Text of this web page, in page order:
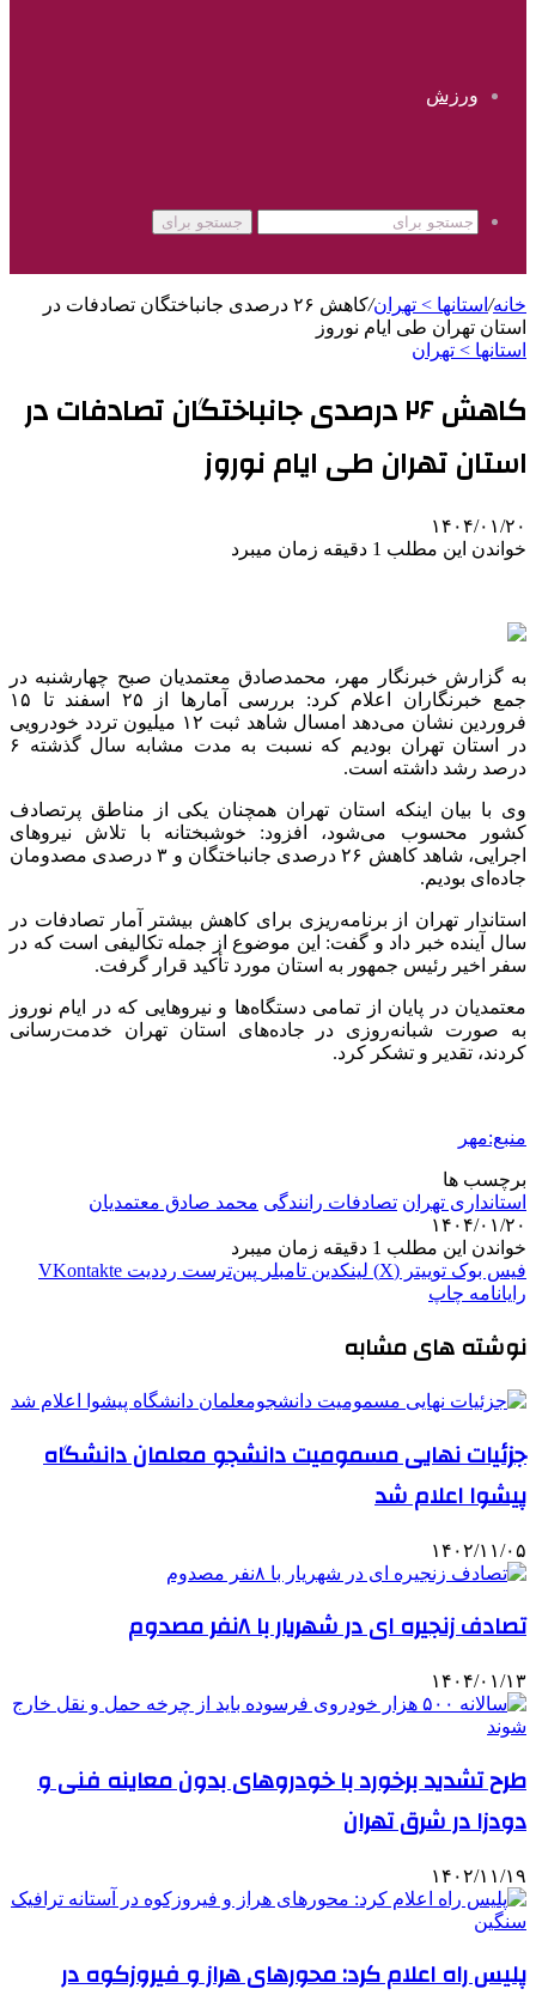
ورزش
جستجو برای
خانه/ استانها > تهران/
کاهش ۲۶ درصدی جانباختگان تصادفات در
استان تهران طی ایام نوروز
استانها > تهران
کاهش ۲۶ درصدی جانباختگان تصادفات در
استان تهران طی ایام نوروز
۱۴۰۴/۰۱/۲۰
خواندن این مطلب 1 دقیقه زمان میبرد
به گزارش خبرنگار مهر، محمدصادق معتمدیان صبح چهارشنبه در
جمع خبرنگاران اعلام کرد: بررسی آمارها از ۲۵ اسفند تا ۱۵
فروردین نشان می‌دهد امسال شاهد ثبت ۱۲ میلیون تردد خودرویی
در استان تهران بودیم که نسبت به مدت مشابه سال گذشته ۶
درصد رشد داشته است.
وی با بیان اینکه استان تهران همچنان یکی از مناطق پرتصادف
کشور محسوب می‌شود، افزود: خوشبختانه با تلاش نیروهای
اجرایی، شاهد کاهش ۲۶ درصدی
جانباختگان
و ۳ درصدی مصدومان
جاده‌ای بودیم.
استاندار تهران از برنامه‌ریزی برای کاهش بیشتر آمار تصادفات در
سال آینده خبر داد و گفت: این موضوع از جمله تکالیفی است که در
سفر اخیر رئیس جمهور به استان مورد تأکید قرار گرفت.
معتمدیان در پایان از تمامی دستگاه‌ها و نیروهایی که در ایام نوروز
به صورت شبانه‌روزی در جاده‌های استان تهران خدمت‌رسانی
کردند، تقدیر و تشکر کرد.
منبع:مهر
برچسب ها
استانداری تهران تصادفات رانندگی محمد صادق معتمدیان
۱۴۰۴/۰۱/۲۰
خواندن این مطلب 1 دقیقه زمان میبرد
فیس بوک توییتر (X) لینکدین ‫تامبلر ‫پین‌ترست ‫رددیت ‫VKontakte
رایانامه چاپ
نوشته های مشابه
جزئیات نهایی مسمومیت دانشجو معلمان دانشگاه
پیشوا اعلام شد
۱۴۰۲/۱۱/۰۵
تصادف زنجیره ای در شهریار با ۸نفر مصدوم
۱۴۰۴/۰۱/۱۳
طرح تشدید برخورد با خودروهای بدون معاینه فنی و
دودزا در شرق تهران
۱۴۰۲/۱۱/۱۹
پلیس راه اعلام کرد: محورهای هراز و فیروزکوه در